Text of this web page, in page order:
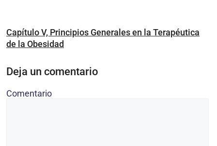
Capítulo V, Principios Generales en la Terapéutica
de la Obesidad
Deja un comentario
Comentario